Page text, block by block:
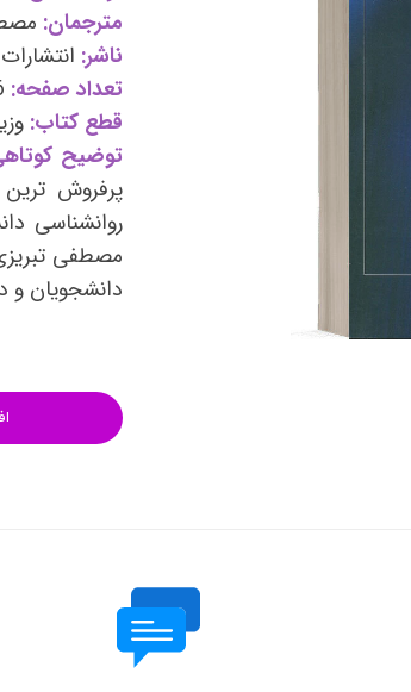
روانشناسی (تست شخصیت)
کتب فرزندپروری
کتب روانشناسی
کتب فن بیان و
مترجمان:
ناشر:
تعداد صفحه:
قطع کتاب:
توضیح
پرفروش
روانشناسی
مصطفی
دانشجویان و